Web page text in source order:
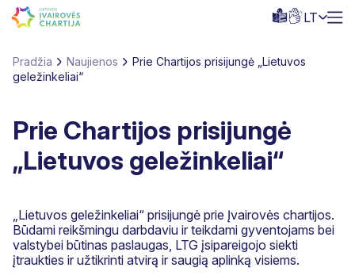
LT
Pradžia Naujienos
Prie Chartijos prisijungė „Lietuvos
geležinkeliai“
Prie Chartijos prisijungė
„Lietuvos geležinkeliai“
„Lietuvos geležinkeliai“ prisijungė prie Įvairovės chartijos.
Būdami reikšmingu darbdaviu ir teikdami gyventojams bei
valstybei būtinas paslaugas, LTG įsipareigojo siekti
įtraukties ir užtikrinti atvirą ir saugią aplinką visiems.